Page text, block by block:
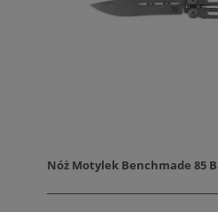
Nóż Motylek Benchmade 85